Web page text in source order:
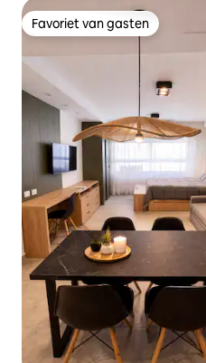
Favoriet van gasten
Favoriet van gasten